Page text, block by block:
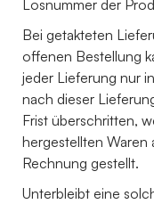
Losnummer der
Bei getakteten
offenen Bestellung
jeder Lieferung nur
nach dieser
Frist überschritten,
hergestellten Waren
Rechnung gestellt.
Unterbleibt eine